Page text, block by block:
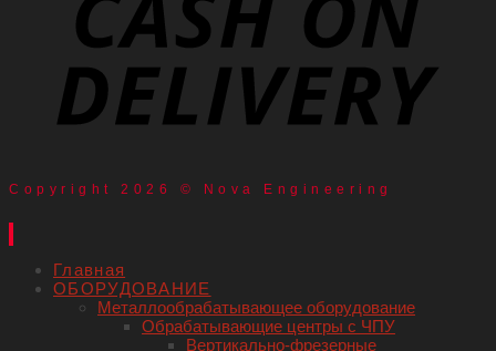
Copyright 2026 © Nova Engineering
Главная
ОБОРУДОВАНИЕ
Металлообрабатывающее оборудование
Обрабатывающие центры с ЧПУ
Вертикально-фрезерные